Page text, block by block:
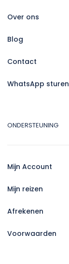
Over ons
Blog
Contact
WhatsApp sturen
ONDERSTEUNING
Mijn Account
Mijn reizen
Afrekenen
Voorwaarden